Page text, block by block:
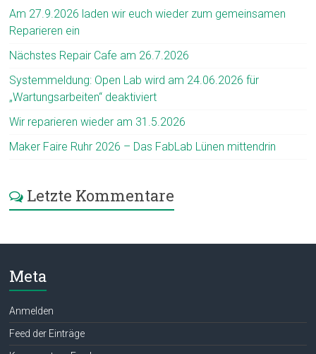
Am 27.9.2026 laden wir euch wieder zum gemeinsamen
Reparieren ein
Nächstes Repair Cafe am 26.7.2026
Systemmeldung: Open Lab wird am 24.06.2026 für
„Wartungsarbeiten“ deaktiviert
Wir reparieren wieder am 31.5.2026
Maker Faire Ruhr 2026 – Das FabLab Lünen mittendrin
Letzte Kommentare
Meta
Anmelden
Feed der Einträge